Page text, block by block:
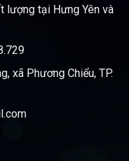
lượng tại Hưng Yên và
xã Phương Chiểu, TP.